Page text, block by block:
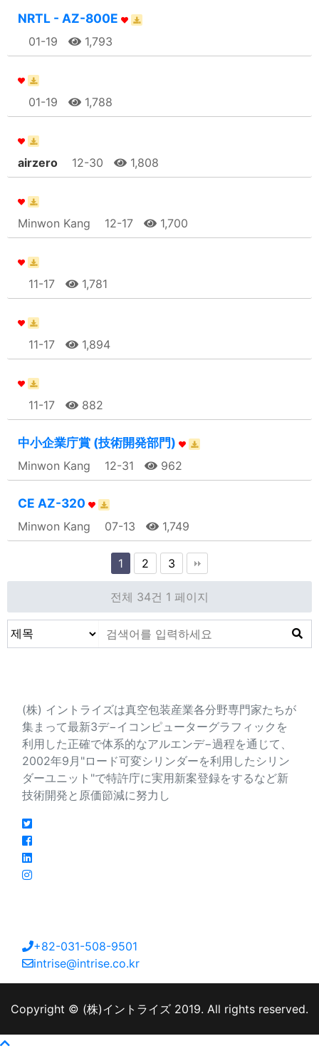
NRTL - AZ-800E
01-19 1,793
01-19 1,788
airzero 12-30 1,808
Minwon Kang 12-17 1,700
11-17 1,781
11-17 1,894
11-17 882
中小企業庁賞 (技術開発部門)
Minwon Kang 12-31 962
CE AZ-320
Minwon Kang 07-13 1,749
1 2 3
전체 34건 1 페이지
(株) イントライズは真空包装産業各分野専門家たちが
集まって最新3デ−イコンピューターグラフィックを
利用した正確で体系的なアルエンデ−過程を通じて、
2002年9月"ロード可変シリンダーを利用したシリン
ダーユニット"で特許庁に実用新案登録をするなど新
技術開発と原価節減に努力し
+82-031-508-9501
intrise@intrise.co.kr
Copyright © (株)イントライズ 2019. All rights reserved.